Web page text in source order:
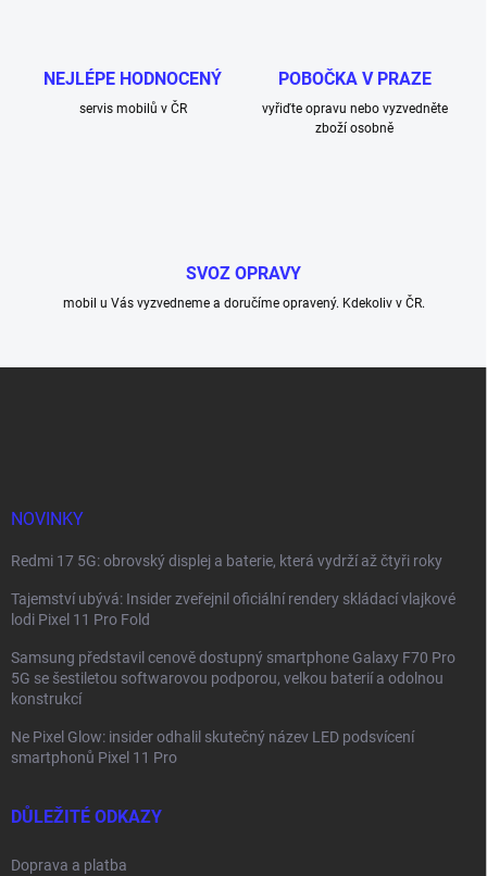
NEJLÉPE HODNOCENÝ
servis mobilů v ČR
POBOČKA V PRAZE
vyřiďte opravu nebo vyzvedněte
zboží osobně
SVOZ OPRAVY
mobil u Vás vyzvedneme a doručíme opravený. Kdekoliv v ČR.
NOVINKY
Redmi 17 5G: obrovský displej a baterie, která vydrží až čtyři roky
Tajemství ubývá: Insider zveřejnil oficiální rendery skládací vlajkové
lodi Pixel 11 Pro Fold
Samsung představil cenově dostupný smartphone Galaxy F70 Pro
5G se šestiletou softwarovou podporou, velkou baterií a odolnou
konstrukcí
Ne Pixel Glow: insider odhalil skutečný název LED podsvícení
smartphonů Pixel 11 Pro
DŮLEŽITÉ ODKAZY
Doprava a platba